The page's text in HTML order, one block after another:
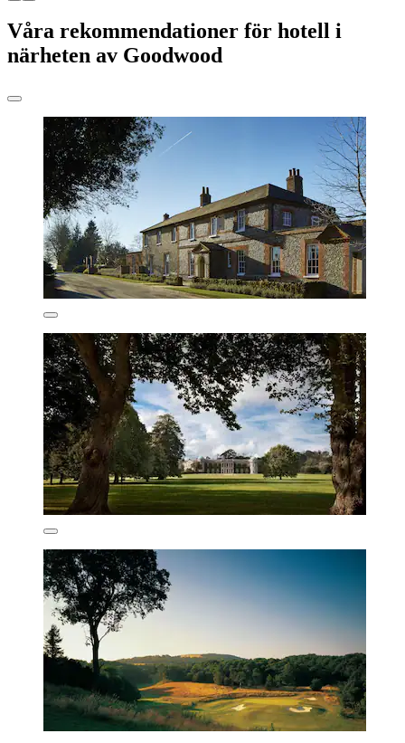
Våra rekommendationer för hotell i
närheten av Goodwood